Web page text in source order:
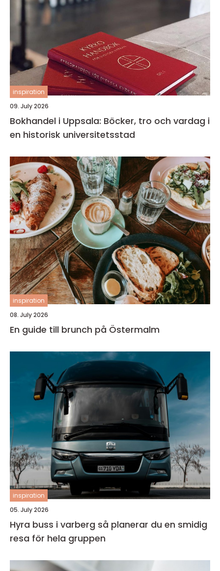
inspiration
09. July 2026
Bokhandel i Uppsala: Böcker, tro och vardag i
en historisk universitetsstad
inspiration
08. July 2026
En guide till brunch på Östermalm
inspiration
05. July 2026
Hyra buss i varberg så planerar du en smidig
resa för hela gruppen